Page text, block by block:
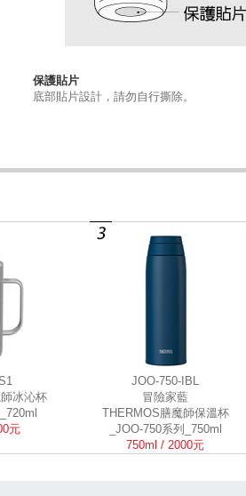
保護貼片
底部貼片設計，請勿自行撕除。
冰沁杯
元
JOO-750-IBL
冒險家藍
THERMOS膳魔師保溫杯
_JOO-750系列_750ml
750ml / 2000元